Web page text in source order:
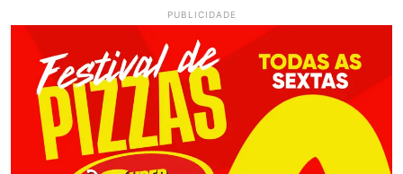
PUBLICIDADE